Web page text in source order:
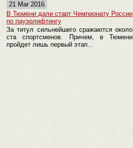
21 Mar 2016
В Тюмени дали старт Чемпионату России
по пауэрлифтингу
За титул сильнейшего сражаются около
ста спортсменов. Причем, в Тюмени
пройдет лишь первый этап...